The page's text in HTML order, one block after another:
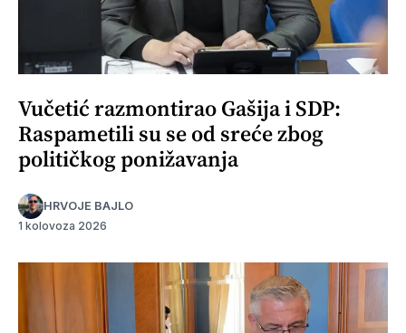
Vučetić razmontirao Gašija i SDP:
Raspametili su se od sreće zbog
političkog ponižavanja
HRVOJE BAJLO
1 kolovoza 2026